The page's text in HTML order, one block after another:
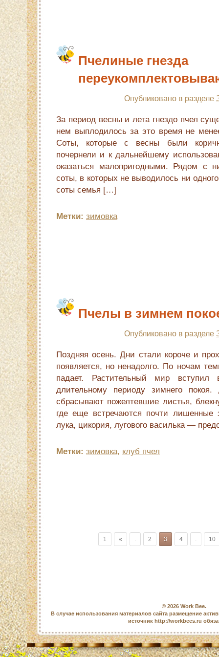
Пчелиные гнезда
Опубликовано в разделе
За период весны и лета гнездо пчел
нем выплодилось за это время не
Соты, которые с весны были
почернели и к дальнейшему
оказаться малопригодными. Рядом с
соты, в которых не выводилось ни
соты семья […]
Метки: зимовка
Пчелы в зимнем
Опубликовано в разделе
Поздняя осень. Дни стали короче и
появляется, но ненадолго. По ночам
падает. Растительный мир
длительному периоду зимнего покоя.
сбрасывают пожелтевшие листья,
где еще встречаются почти лишенные
лука, цикория, лугового василька —
Метки: зимовка, клуб пчел
1 « . 2 3 4 . 10
© 2026 Work Bee.
В случае использования материалов сайта размещение
источник http://workbees.ru